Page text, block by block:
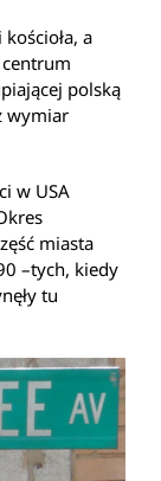
a
centrum
polską
wymiar
w USA
miasta
–tych, kiedy
tu